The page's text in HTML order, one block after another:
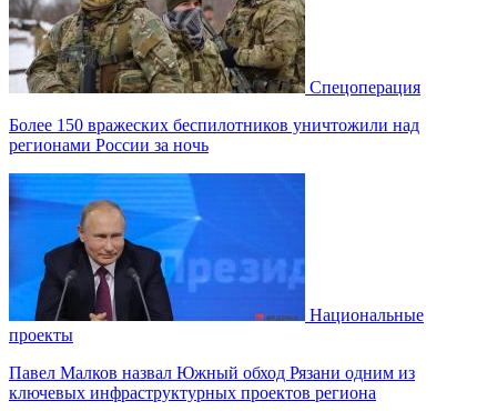
Спецоперация
Более 150 вражеских беспилотников уничтожили над
регионами России за ночь
Национальные
проекты
Павел Малков назвал Южный обход Рязани одним из
ключевых инфраструктурных проектов региона